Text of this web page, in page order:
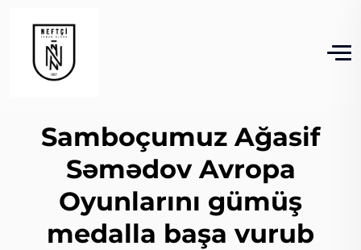
Samboçumuz Ağasif
Səmədov Avropa
Oyunlarını gümüş
medalla başa vurub